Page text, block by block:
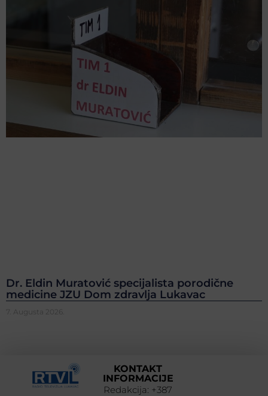
Dr. Eldin Muratović specijalista porodične
medicine JZU Dom zdravlja Lukavac
7. Augusta 2026.
KONTAKT
INFORMACIJE
Redakcija: +387